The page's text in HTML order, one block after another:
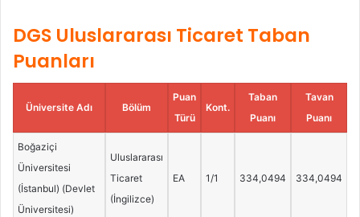
DGS Uluslararası Ticaret Taban
Puanları
Üniversite Adı Bölüm
Puan
Türü
Kont.
Taban
Puanı
Tavan
Puanı
Boğaziçi
Üniversitesi
(İstanbul) (Devlet
Üniversitesi)
Uluslararası
Ticaret
(İngilizce)
EA 1/1 334,0494 334,0494